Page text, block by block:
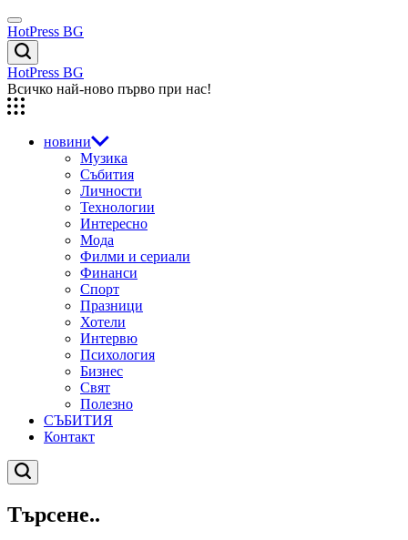
Skip
to
content
Menu
HotPress BG
Търсене
HotPress BG
Всичко най-ново първо при нас!
новини
Музика
Събития
Личности
Технологии
Интересно
Мода
Филми и сериали
Финанси
Спорт
Празници
Хотели
Интервю
Психология
Бизнес
Свят
Полезно
СЪБИТИЯ
Контакт
Търсене
Търсене..